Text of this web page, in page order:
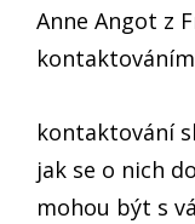
Anne Angot z
kontaktování
jak se o nich
mohou být s